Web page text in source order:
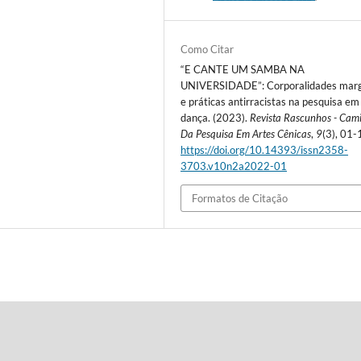
Como Citar
“E CANTE UM SAMBA NA
UNIVERSIDADE”: Corporalidades
e práticas antirracistas na pesquisa em
dança. (2023). Revista Rascunhos -
Da Pesquisa Em Artes Cênicas, 9(3), 01-
https://doi.org/10.14393/issn2358-
3703.v10n2a2022-01
Formatos de Citação